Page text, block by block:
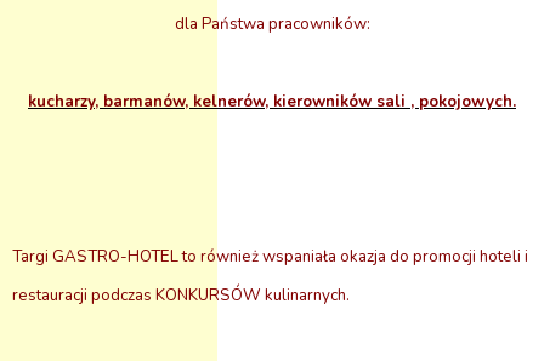
dla Państwa pracowników:
kucharzy, barmanów, kelnerów, kierowników sali , pokojowych.
Targi GASTRO-HOTEL to również wspaniała okazja do promocji hoteli i
restauracji podczas KONKURSÓW kulinarnych.